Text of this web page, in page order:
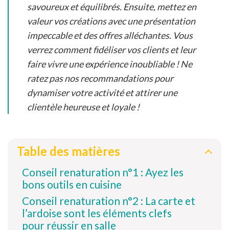
savoureux et équilibrés. Ensuite, mettez en
valeur vos créations avec une présentation
impeccable et des offres alléchantes. Vous
verrez comment fidéliser vos clients et leur
faire vivre une expérience inoubliable ! Ne
ratez pas nos recommandations pour
dynamiser votre activité et attirer une
clientèle heureuse et loyale !
Table des matières
Conseil renaturation n°1 : Ayez les
bons outils en cuisine
Conseil renaturation n°2 : La carte et
l’ardoise sont les éléments clefs
pour réussir en salle